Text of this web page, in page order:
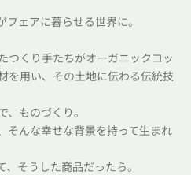
ェアに暮らせる世界に。
つくり手たちがオーガニックコッ
を用い、その土地に伝わる伝統技
ものづくり。
そんな幸せな背景を持って生まれ
そうした商品だったら。